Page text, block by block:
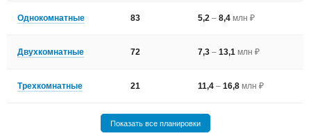
Однокомнатные 83 5,2– 8,4млн ₽
Двухкомнатные 72 7,3– 13,1млн ₽
Трехкомнатные 21 11,4– 16,8млн ₽
Показать все планировки